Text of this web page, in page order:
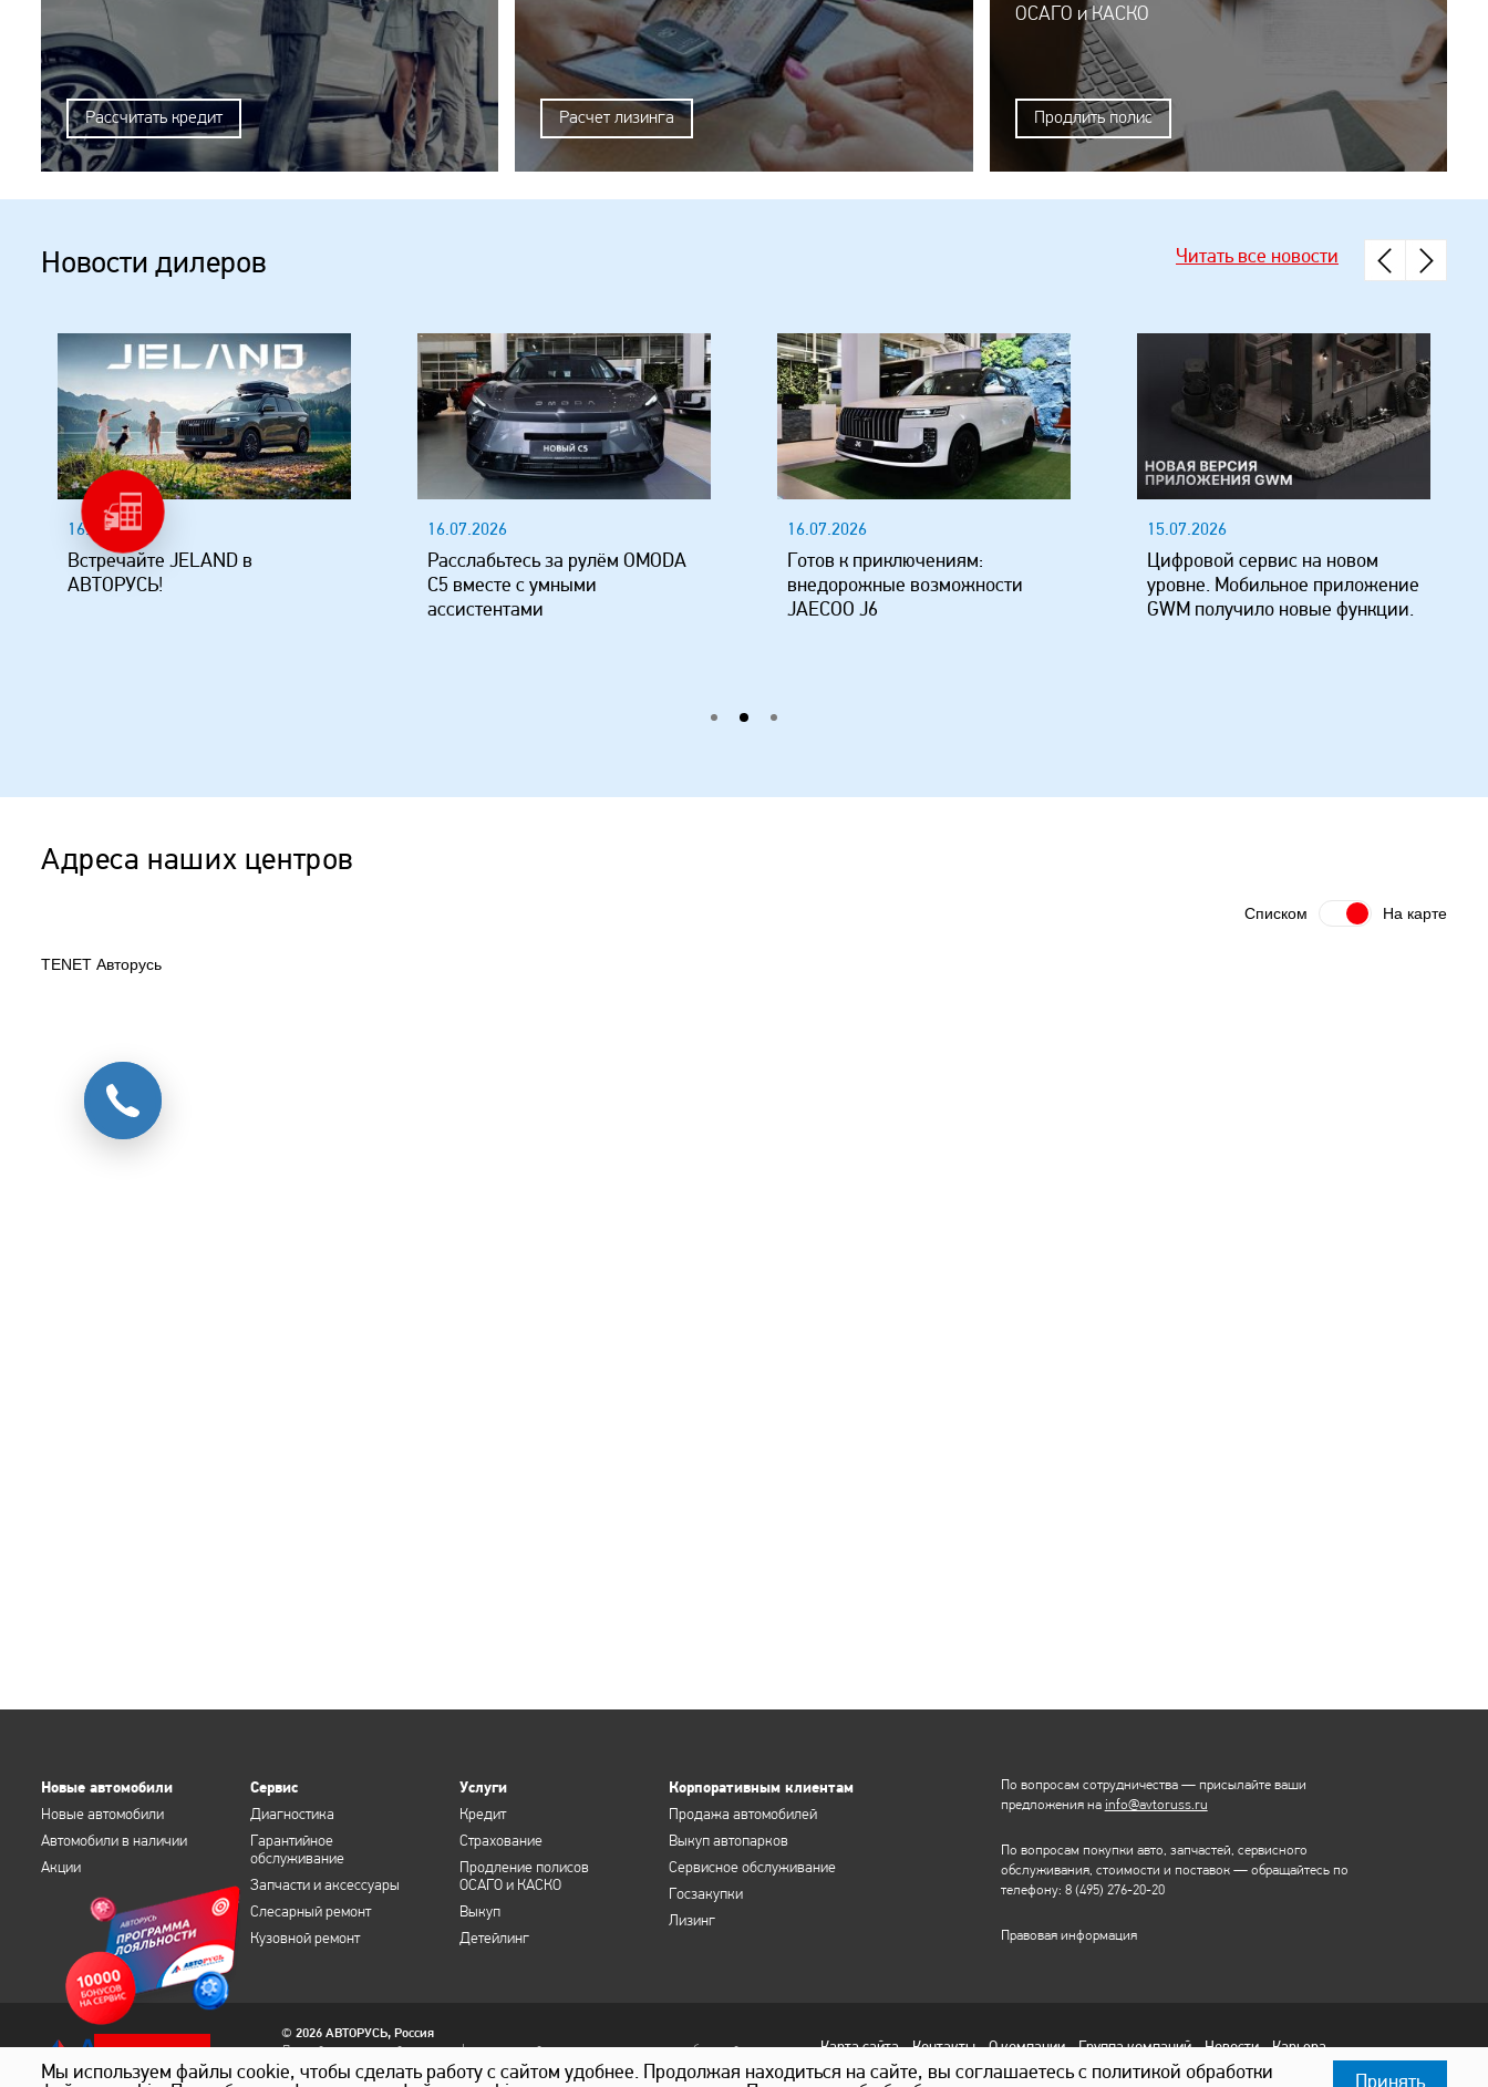
Рассчитать кредит Расчет лизинга
ОСАГО и КАСКО
Продлить полис
Новости дилеров Читать все новости
16.07.2026
Встречайте JELAND в
АВТОРУСЬ!
16.07.2026
Расслабьтесь за рулём OMODA
C5 вместе с умными
ассистентами
16.07.2026
Готов к приключениям:
внедорожные возможности
JAECOO J6
15.07.2026
Цифровой сервис на новом
уровне. Мобильное приложение
GWM получило новые функции.
Адреса наших центров
Списком На карте
TENET Авторусь
Новые автомобили
Новые автомобили
Автомобили в наличии
Акции
Сервис
Диагностика
Гарантийное
обслуживание
Запчасти и аксессуары
Слесарный ремонт
Кузовной ремонт
Услуги
Кредит
Страхование
Продление полисов
ОСАГО и КАСКО
Выкуп
Детейлинг
Корпоративным клиентам
Продажа автомобилей
Выкуп автопарков
Сервисное обслуживание
Госзакупки
Лизинг
По вопросам сотрудничества — присылайте ваши
предложения на info@avtoruss.ru
По вопросам покупки авто, запчастей, сервисного
обслуживания, стоимости и поставок — обращайтесь по
телефону: 8 (495) 276-20-20
Правовая информация
© 2026 АВТОРУСЬ, Россия
Данный интернет-сайт носит информационный характер и не является публичной
офертой, определяемой положениями Статьи 437 ГК РФ. Для получения подробной
Карта сайта Контакты О компании Группа компаний Новости Карьера
Забрать
Мы используем файлы cookie, чтобы сделать работу с сайтом удобнее. Продолжая находиться на сайте, вы соглашаетесь с политикой обработки